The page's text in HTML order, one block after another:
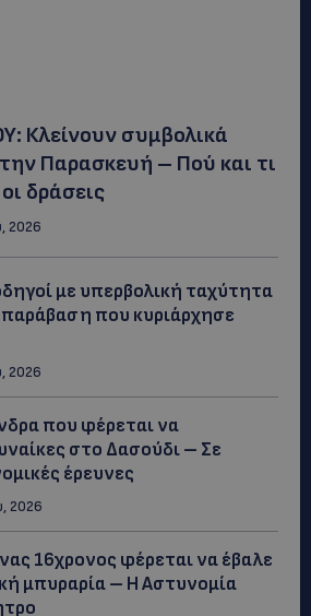
Κλείνουν συμβολικά
Παρασκευή – Πού και τι
δράσεις
2026
με υπερβολική ταχύτητα
που κυριάρχησε
2026
που φέρεται να
στο Δασούδι – Σε
έρευνες
2026
16χρονος φέρεται να έβαλε
μπυραρία – Η Αστυνομία